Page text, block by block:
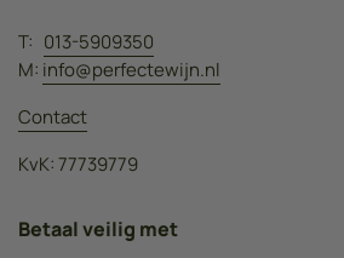
T: 013-5909350
M: info@perfectewijn.nl
Contact
KvK: 77739779
Betaal veilig met